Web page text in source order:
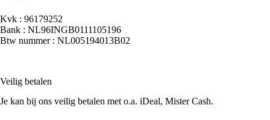
Kvk : 96179252
Bank : NL96INGB0111105196
Btw nummer : NL005194013B02
Veilig betalen
Je kan bij ons veilig betalen met o.a. iDeal, Mister Cash.